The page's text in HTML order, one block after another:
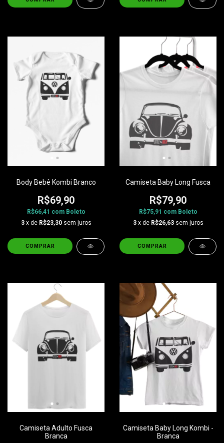
Body Bebê Kombi Branco
R$69,90
R$66,41 com Boleto
3 x de R$23,30 sem juros
COMPRAR
Camiseta Baby Long Fusca
R$79,90
R$75,91 com Boleto
3 x de R$26,63 sem juros
COMPRAR
Camiseta Adulto Fusca
Branca
Camiseta Baby Long Kombi -
Branca